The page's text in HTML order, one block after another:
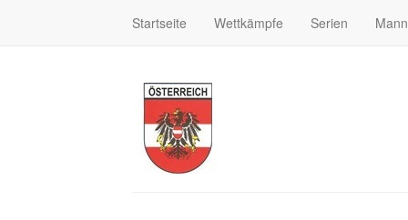
Startseite Wettkämpfe Serien